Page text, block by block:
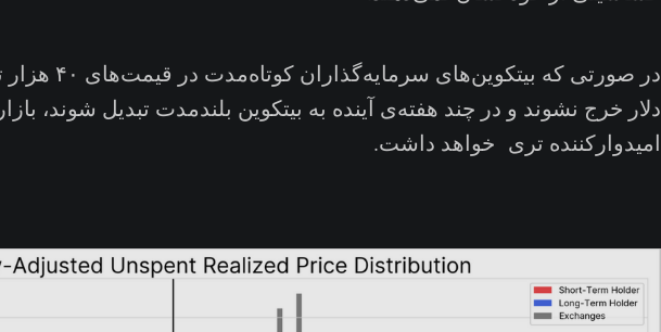
دلار خرج نشوند و در چند هفته‌ی آینده به بیتکوین بلندمدت تبدیل شوند،
امیدوارکننده تری خواهد داشت.